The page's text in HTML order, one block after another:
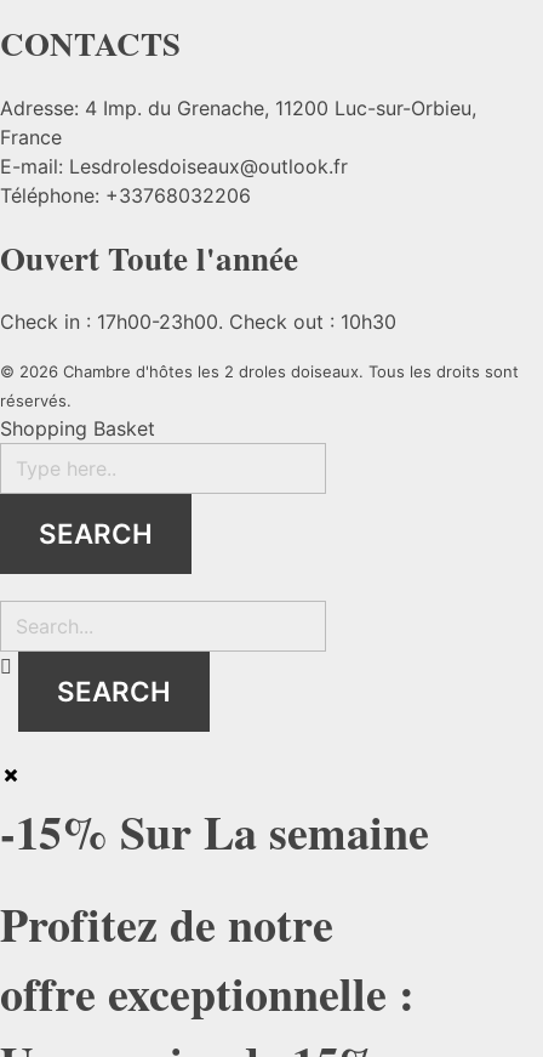
CONTACTS
Adresse: 4 Imp. du Grenache, 11200 Luc-sur-Orbieu,
France
E-mail: Lesdrolesdoiseaux@outlook.fr
Téléphone: +33768032206
Ouvert Toute l'année
Check in : 17h00-23h00. Check out : 10h30
© 2026 Chambre d'hôtes les 2 droles doiseaux. Tous les droits sont
réservés.
Shopping Basket
-15% Sur La semaine
Profitez de notre
offre exceptionnelle :